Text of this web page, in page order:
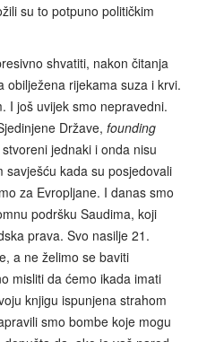
su to potpuno političkim
shvatiti, nakon čitanja
obilježena rijekama suza i krvi.
I još uvijek smo nepravedni.
Države, founding
jednaki i onda nisu
savješću kada su posjedovali
za Evropljane. I danas smo
podršku Saudima, koji
prava. Svo nasilje 21.
a ne želimo se baviti
misliti da ćemo ikada imati
knjigu ispunjena strahom
smo bombe koje mogu